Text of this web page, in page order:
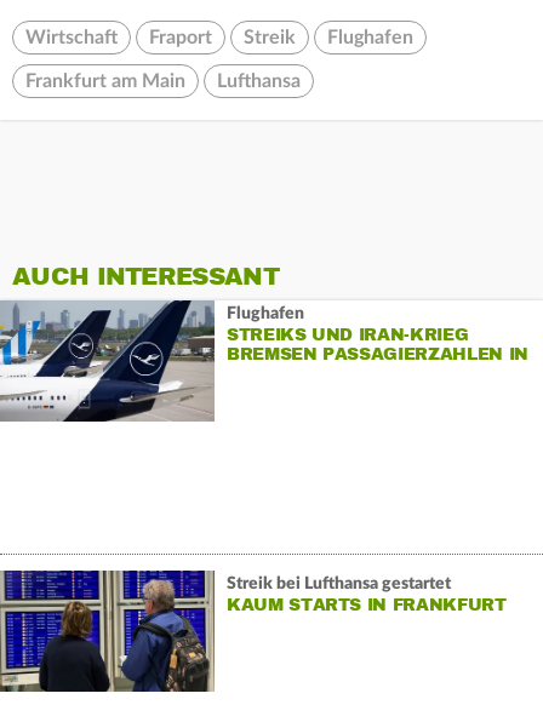
Wirtschaft Fraport Streik Flughafen
Frankfurt am Main Lufthansa
AUCH INTERESSANT
Flughafen
STREIKS UND IRAN-KRIEG
BREMSEN PASSAGIERZAHLEN IN
Streik bei Lufthansa gestartet
KAUM STARTS IN FRANKFURT